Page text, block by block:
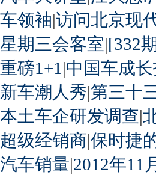
车领袖|访问北京现
星期三会客室|[332
重磅1+1 |中国车成
新车潮人秀|第三十
本土车企研发调查|
超级经销商|保时捷
汽车销量|2012年11